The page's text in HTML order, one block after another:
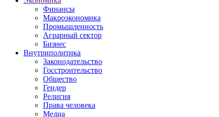
Финансы
Макроэкономика
Промышленность
Аграрный сектор
Бизнес
Внутриполитика
Законодательство
Госстроительство
Общество
Гендер
Религия
Права человека
Медиа